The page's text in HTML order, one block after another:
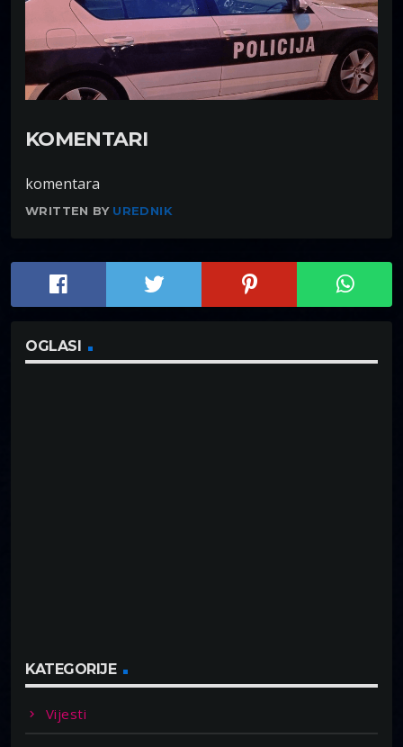
KOMENTARI
komentara
WRITTEN BY UREDNIK
OGLASI
KATEGORIJE
Vijesti